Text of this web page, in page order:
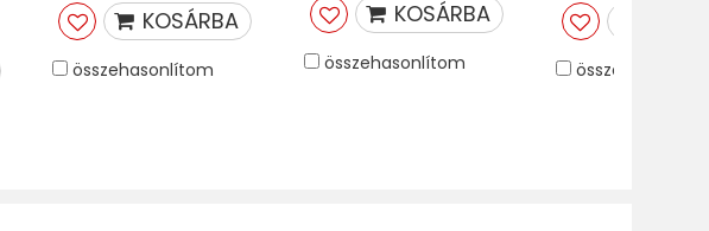
KOSÁRBA
összehasonlítom
KOSÁRBA
összehasonlítom